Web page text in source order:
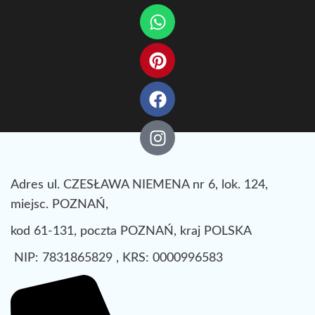
Adres ul. CZESŁAWA NIEMENA nr 6, lok. 124,
miejsc. POZNAŃ,
kod 61-131, poczta POZNAŃ, kraj POLSKA
NIP: 7831865829 , KRS: 0000996583